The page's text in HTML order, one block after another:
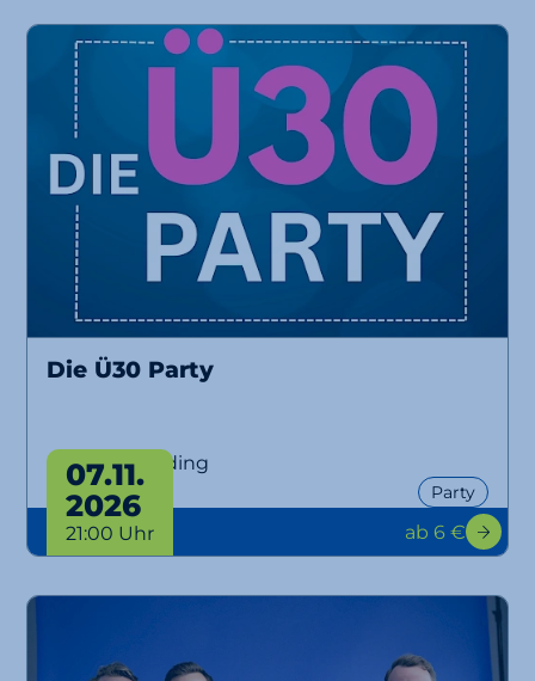
Die Ü30 Party
Ü30 Party Erding
Party
07.11.
2026
21:00 Uhr ab 6 €